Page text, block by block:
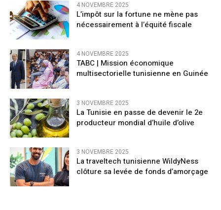
4 NOVEMBRE 2025
L’impôt sur la fortune ne mène pas
nécessairement à l’équité fiscale
4 NOVEMBRE 2025
TABC | Mission économique
multisectorielle tunisienne en Guinée
3 NOVEMBRE 2025
La Tunisie en passe de devenir le 2e
producteur mondial d’huile d’olive
3 NOVEMBRE 2025
La traveltech tunisienne WildyNess
clôture sa levée de fonds d’amorçage